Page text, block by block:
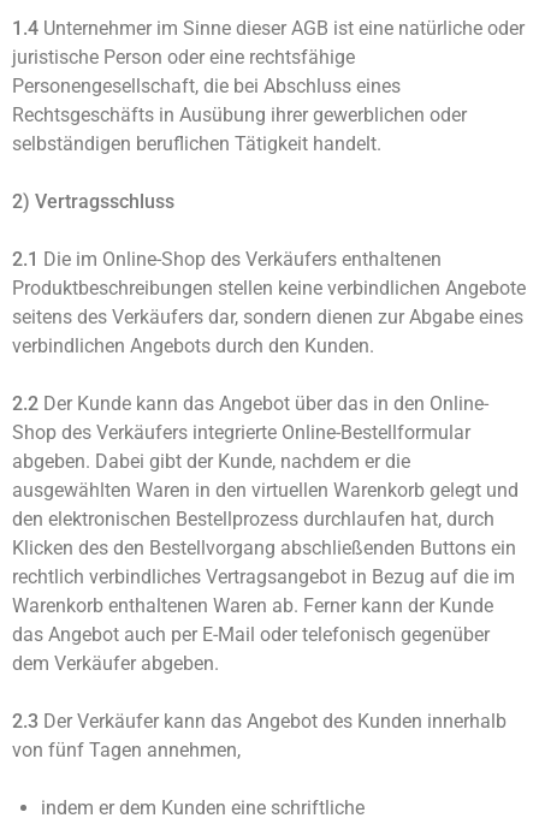
1.4 Unternehmer im Sinne dieser AGB ist eine natürliche oder
juristische Person oder eine rechtsfähige
Personengesellschaft, die bei Abschluss eines
Rechtsgeschäfts in Ausübung ihrer gewerblichen oder
selbständigen beruflichen Tätigkeit handelt.
2) Vertragsschluss
2.1 Die im Online-Shop des Verkäufers enthaltenen
Produktbeschreibungen stellen keine verbindlichen Angebote
seitens des Verkäufers dar, sondern dienen zur Abgabe eines
verbindlichen Angebots durch den Kunden.
2.2 Der Kunde kann das Angebot über das in den Online-
Shop des Verkäufers integrierte Online-Bestellformular
abgeben. Dabei gibt der Kunde, nachdem er die
ausgewählten Waren in den virtuellen Warenkorb gelegt und
den elektronischen Bestellprozess durchlaufen hat, durch
Klicken des den Bestellvorgang abschließenden Buttons ein
rechtlich verbindliches Vertragsangebot in Bezug auf die im
Warenkorb enthaltenen Waren ab. Ferner kann der Kunde
das Angebot auch per E-Mail oder telefonisch gegenüber
dem Verkäufer abgeben.
2.3 Der Verkäufer kann das Angebot des Kunden innerhalb
von fünf Tagen annehmen,
indem er dem Kunden eine schriftliche